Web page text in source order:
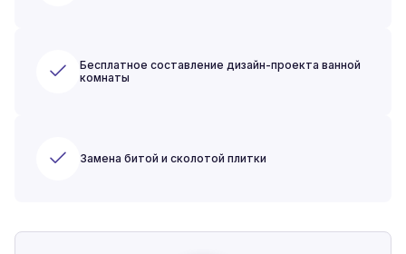
Бесплатное составление дизайн-проекта ванной
комнаты
Замена битой и сколотой плитки